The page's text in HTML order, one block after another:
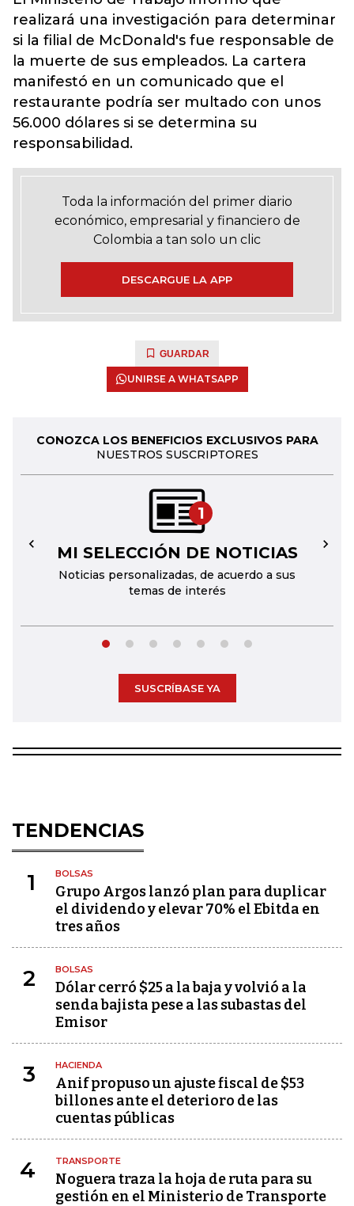
realizará una investigación para determinar
si la filial de McDonald's fue responsable de
la muerte de sus empleados. La cartera
manifestó en un comunicado que el
restaurante podría ser multado con unos
56.000 dólares si se determina su
responsabilidad.
Toda la información del primer diario
económico, empresarial y financiero de
Colombia a tan solo un clic
DESCARGUE LA APP
GUARDAR
UNIRSE A WHATSAPP
CONOZCA LOS BENEFICIOS EXCLUSIVOS PARA
NUESTROS SUSCRIPTORES
1
MI SELECCIÓN DE NOTICIAS
Noticias personalizadas, de acuerdo a sus
temas de interés
← →
SUSCRÍBASE YA
TENDENCIAS
1 BOLSAS
Grupo Argos lanzó plan para duplicar
el dividendo y elevar 70% el Ebitda en
tres años
2 BOLSAS
Dólar cerró $25 a la baja y volvió a la
senda bajista pese a las subastas del
Emisor
3 HACIENDA
Anif propuso un ajuste fiscal de $53
billones ante el deterioro de las
cuentas públicas
4 TRANSPORTE
Noguera traza la hoja de ruta para su
gestión en el Ministerio de Transporte